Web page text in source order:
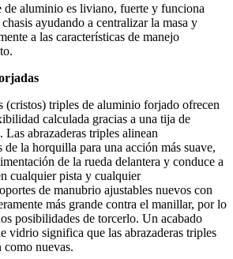
de aluminio es liviano, fuerte y funciona
ayudando a centralizar la masa y
a las características de manejo
(cristos) triples de aluminio forjado ofrecen
calculada gracias a una tija de
abrazaderas triples alinean
de la horquilla para una acción más suave,
de la rueda delantera y conduce a
cualquier pista y cualquier
de manubrio ajustables nuevos con
más grande contra el manillar, por lo
posibilidades de torcerlo. Un acabado
vidrio significa que las abrazaderas triples
como nuevas.